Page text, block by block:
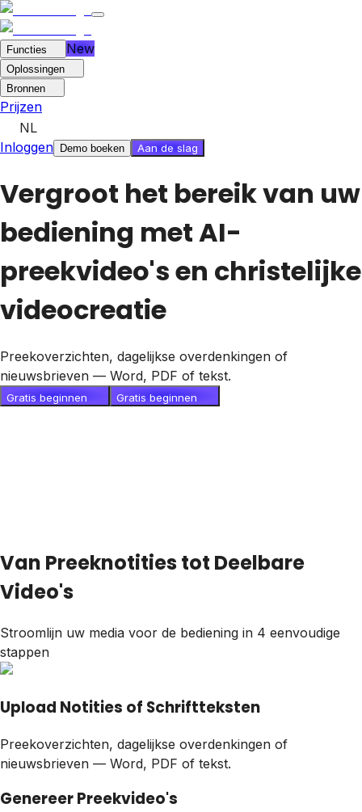
Functies New
Oplossingen
Bronnen
Prijzen
NL
Inloggen
Demo boeken Aan de slag
Vergroot het bereik van uw
bediening met AI-
preekvideo's en christelijke
videocreatie
Preekoverzichten, dagelijkse overdenkingen of
nieuwsbrieven — Word, PDF of tekst.
Gratis beginnen Gratis beginnen
Van Preeknotities tot Deelbare
Video's
Stroomlijn uw media voor de bediening in 4 eenvoudige
stappen
Upload Notities of Schriftteksten
Preekoverzichten, dagelijkse overdenkingen of
nieuwsbrieven — Word, PDF of tekst.
Genereer Preekvideo's